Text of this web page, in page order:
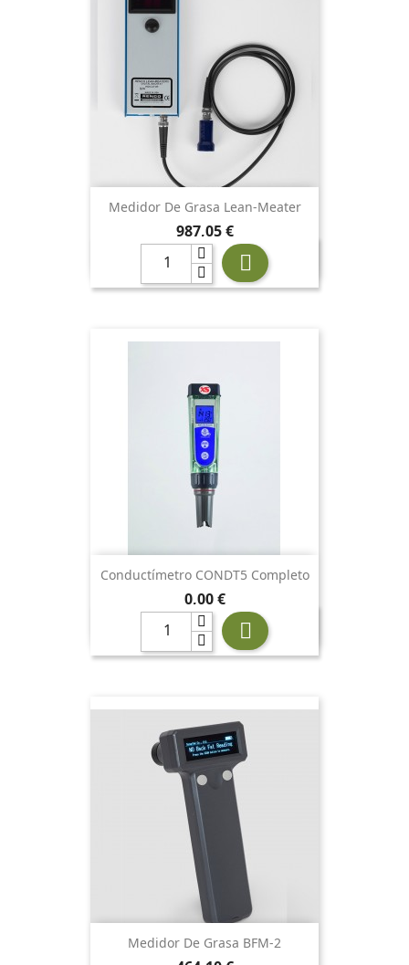
Medidor De Grasa Lean-Meater
Precio
987,05 €

Conductímetro CONDT5 Completo
Precio
0,00 €

Medidor De Grasa BFM-2